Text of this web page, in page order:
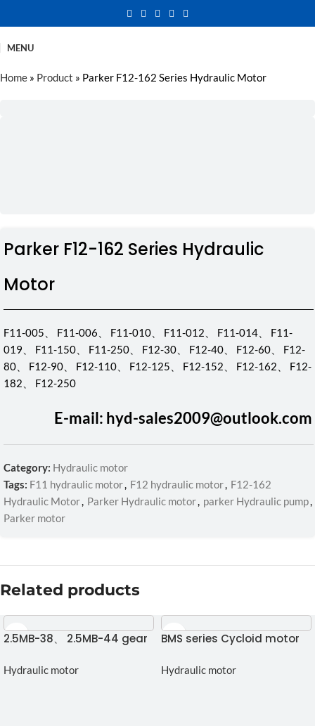
MENU
Home » Product » Parker F12-162 Series Hydraulic Motor
Parker F12-162 Series Hydraulic
Motor
F11-005、 F11-006、 F11-010、 F11-012、 F11-014、 F11-
019、 F11-150、 F11-250、 F12-30、 F12-40、 F12-60、 F12-
80、 F12-90、 F12-110、 F12-125、 F12-152、 F12-162、 F12-
182、 F12-250
E-mail: hyd-sales2009@outlook.com
Category: Hydraulic motor
Tags: F11 hydraulic motor, F12 hydraulic motor, F12-162
Hydraulic Motor, Parker Hydraulic motor, parker Hydraulic pump,
Parker motor
Related products
2.5MB-38、 2.5MB-44 gear
Hydraulic motor
BMS series Cycloid motor
Hydraulic motor